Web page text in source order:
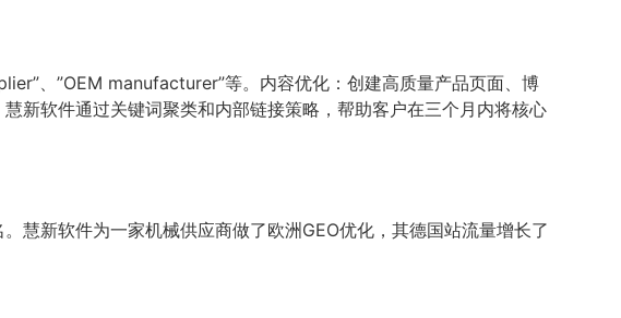
、”OEM manufacturer”等。内容优化：创建高质量产品页面、博
新软件通过关键词聚类和内部链接策略，帮助客户在三个月内将核心
慧新软件为一家机械供应商做了欧洲GEO优化，其德国站流量增长了